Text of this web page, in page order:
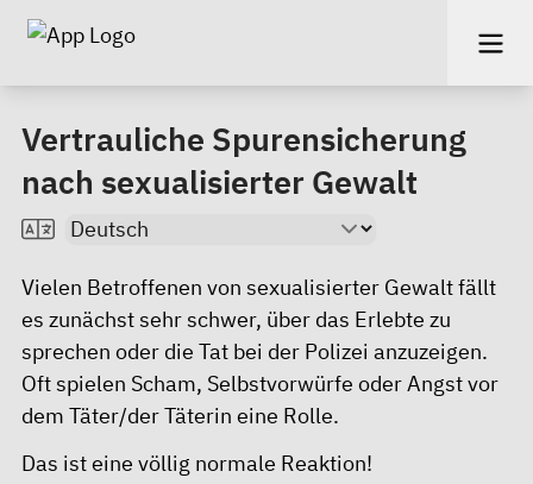
Vertrauliche Spurensicherung
nach sexualisierter Gewalt
Vielen Betroffenen von sexualisierter Gewalt fällt
es zunächst sehr schwer, über das Erlebte zu
sprechen oder die Tat bei der Polizei anzuzeigen.
Oft spielen Scham, Selbstvorwürfe oder Angst vor
dem Täter/der Täterin eine Rolle.
Das ist eine völlig normale Reaktion!